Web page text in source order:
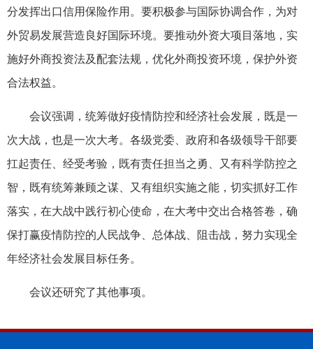
分发挥出口信用保险作用。要积极参与国际协调合作，为对
外贸易发展营造良好国际环境。要推动外资大项目落地，实
施好外商投资法及配套法规，优化外商投资环境，保护外资
合法权益。
会议强调，统筹做好疫情防控和经济社会发展，既是一
次大战，也是一次大考。各级党委、政府和各级领导干部要
扛起责任、经受考验，既有责任担当之勇、又有科学防控之
智，既有统筹兼顾之谋、又有组织实施之能，切实抓好工作
落实，在大战中践行初心使命，在大考中交出合格答卷，确
保打赢疫情防控的人民战争、总体战、阻击战，努力实现全
年经济社会发展目标任务。
会议还研究了其他事项。